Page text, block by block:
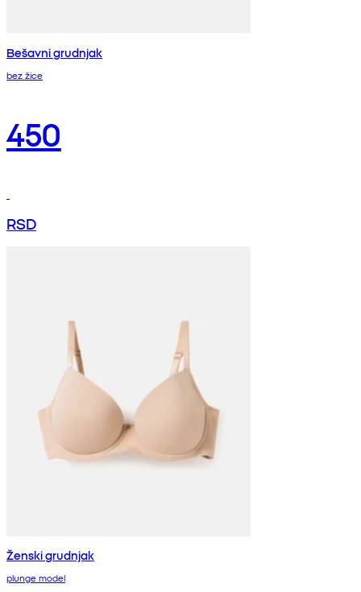
Bešavni grudnjak
bez žice
450
RSD
Ženski grudnjak
plunge model